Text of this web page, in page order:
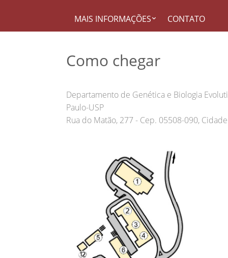
MAIS INFORMAÇÕES CONTATO
Como chegar
Departamento de Genética e Biologia
Paulo-USP
Rua do Matão, 277 - Cep. 05508-090,